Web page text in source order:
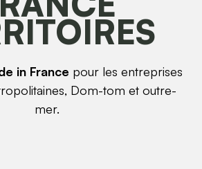
in France pour les entreprises
Dom-tom et outre-
mer.